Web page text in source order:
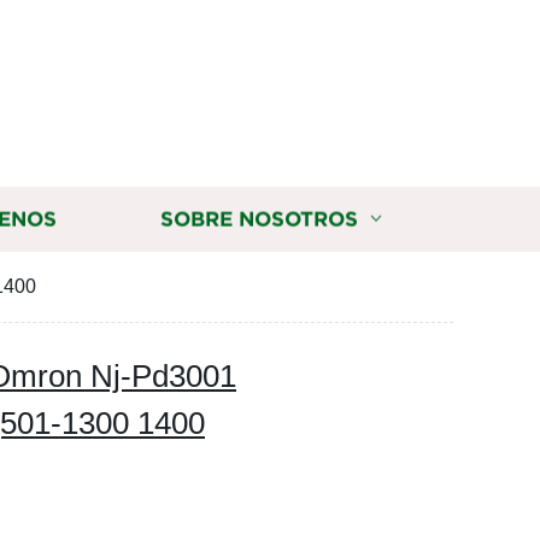
SOBRE NOSOTROS
Nj-Pd3001
1300 1400